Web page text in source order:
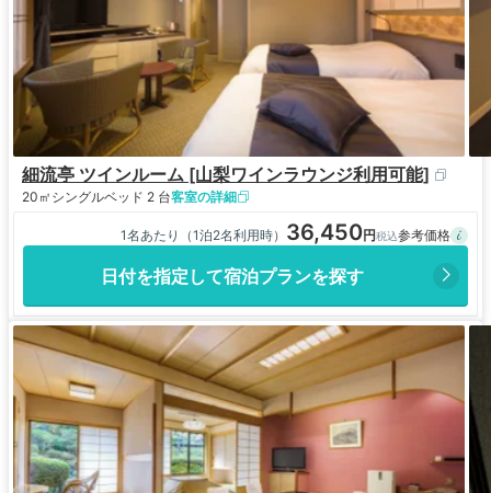
細流亭 ツインルーム [山梨ワインラウンジ利用可能]
20㎡ シングルベッド 2 台客室の詳細
1名あたり（1泊2名利用時） 36,450
日付を指定して宿泊プランを探す